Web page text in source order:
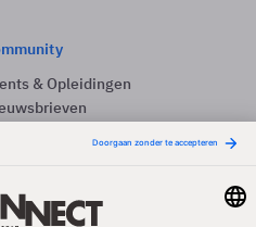
& Opleidingen